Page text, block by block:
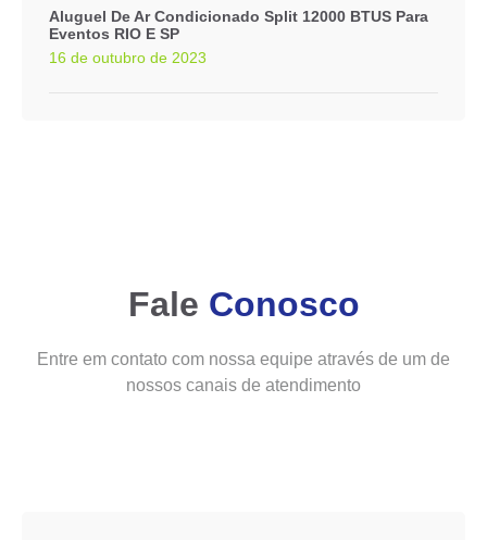
Aluguel De Ar Condicionado Split 12000 BTUS Para
Eventos RIO E SP
16 de outubro de 2023
Fale Conosco
Entre em contato com nossa equipe através de um de
nossos canais de atendimento